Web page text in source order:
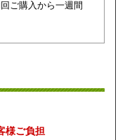
ご購入から一週間
様ご負担